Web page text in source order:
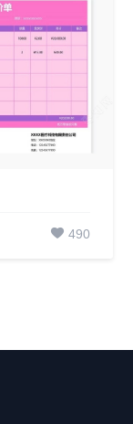
490